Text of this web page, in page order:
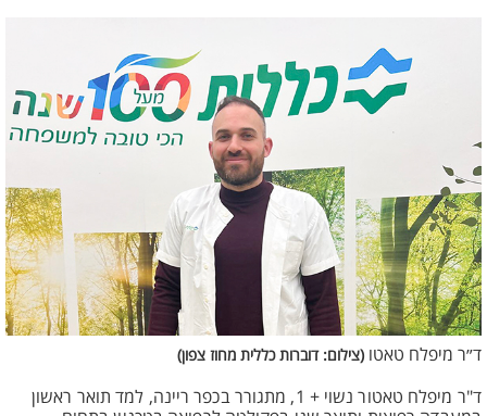
ד״ר מיפלח טאטו (צילום: דוברות כללית מחוז צפון)
ד"ר מיפלח טאטור נשוי + 1, מתגורר בכפר ריינה, למד תואר ראשון